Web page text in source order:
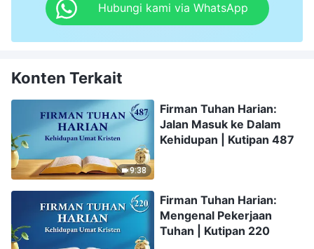
Hubungi kami via WhatsApp
Konten Terkait
9:38
Firman Tuhan Harian:
Jalan Masuk ke Dalam
Kehidupan | Kutipan 487
Firman Tuhan Harian:
Mengenal Pekerjaan
Tuhan | Kutipan 220